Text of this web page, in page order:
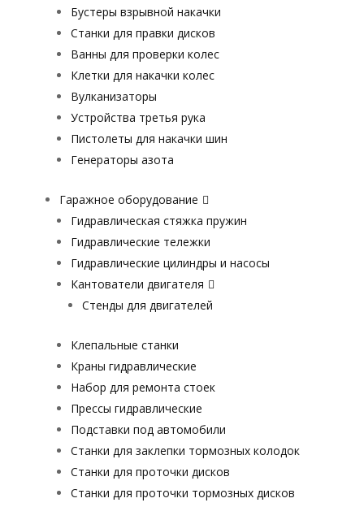
Бустеры взрывной накачки
Станки для правки дисков
Ванны для проверки колес
Клетки для накачки колес
Вулканизаторы
Устройства третья рука
Пистолеты для накачки шин
Генераторы азота
Гаражное оборудование
Гидравлическая стяжка пружин
Гидравлические тележки
Гидравлические цилиндры и насосы
Кантователи двигателя
Стенды для двигателей
Клепальные станки
Краны гидравлические
Набор для ремонта стоек
Прессы гидравлические
Подставки под автомобили
Станки для заклепки тормозных колодок
Станки для проточки дисков
Станки для проточки тормозных дисков